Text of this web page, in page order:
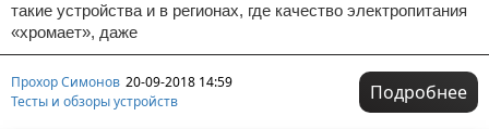
такие устройства и в регионах, где качество электропитания
«хромает», даже
Прохор Симонов 20-09-2018 14:59
Тесты и обзоры устройств
Подробнее